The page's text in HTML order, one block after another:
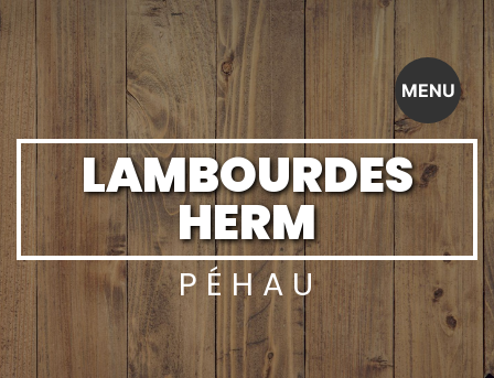
MENU
LAMBOURDES
HERM
PÉHAU
Panneau de gestion des cookies